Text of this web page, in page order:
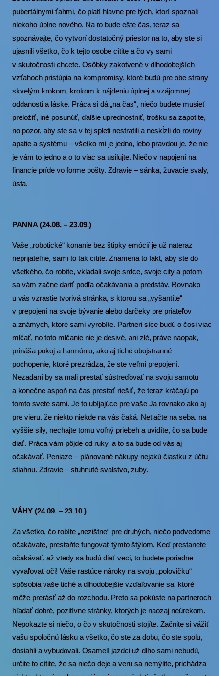
pubertálnymi ťahmi, čo platí hlavne pre tých, ktorí spoznali
niekoho úplne nového. Na to bude ešte čas, teraz sa
spoznávajte, čo vytvorí dostatočný priestor na to, aby ste si
ujasnili všetko, čo k tejto osobe cítite a čo vy sami
v skutočnosti chcete. Osôbky zakotvené v dlhodobejších
vzťahoch pristúpia na kompromisy, ktoré budú pre obe strany
skvelým krokom, krokom k nájdeniu úplnej a vzájomnej
oddanosti a láske. Práca si dá „na čas“, niečo budete musieť
preložiť, iné posunúť, ďalšie uprednostniť, trošku sa zapotíte,
no pozor, aby ste sa v tej spleti nestratili a neskĺzli do roviny
apatie a systému – všetko mi je jedno, lebo pravdou je, že nie
je vám to jedno a o to viac sa usilujte. Niečo v napojení na
financie príde vo forme pošty. Zdravie – sánka, žuvacie svaly,
ústa.
PANNA (24.08. – 23.09.)
Vaše „robotické“ konanie bez štipky emócií je už nateraz
neprijateľné, sami to tak cítite. Znamená to fakt, aby ste do
všetkého, čo robíte, vkladali svoje srdce, svoje city a potom
sa vám začne dariť podľa očakávania a predstáv. Rovnako
u vás vzrastie tvorivá stránka, s ktorou sa „vyšantíte“
v prepojení na svoje bývanie alebo darčeky pre priateľov
a známych, ktoré sami vyrobíte. Partneri síce budú o čosi viac
mlčať, no toto mlčanie nie je desivé, ani zlé, práve naopak,
prináša pokoj a harmóniu, ako aj tiché obojstranné
pochopenie, ktoré prezrádza, že ste veľmi prepojení.
Nezadaní by sa mali prestať sústreďovať na svoju samotu
a konečne aspoň na čas prestať riešiť, že teraz kráčajú po
tomto svete sami. Je to ubíjajúce pre vaše Ja rovnako ako aj
pre vieru, že niekto niekde na vás čaká. Netlačte na seba, na
vyššie sily, nechajte tomu voľný priebeh a uvidíte, čo sa bude
diať. Práca vám pôjde od ruky, a to sa bude od vás aj
očakávať. Peniaze – plánované nákupy nejakú čiastku z účtu
stiahnu. Zdravie – stuhnuté svalstvo, zuby.
VÁHY (24.09. – 23.10.)
Za všetko, čo robíte „nezištne“ pre druhých, niečo podvedome
očakávate, prestaňte fungovať týmto štýlom. Keď prestanete
očakávať, až vtedy sa budú diať veci, to budete poriadne
vyvaľovať oči! Vaše rastúce nároky na svoju „polovičku“
spôsobia vaše tiché a dlhodobejšie vzďaľovanie sa, ktoré
môže prerásť až do rozchodu. Preto sa pokúste na partneroch
hľadať dobré, pozitívne stránky, ktorých je naozaj neúrekom.
Nepokazte si niečo, o čo v skutočnosti stojíte. Začnite si vážiť
vašu spoločnú lásku a všetko, čo ste za dobu, čo ste spolu,
dosiahli a vybudovali. Osamelí jazdci už dlho sami nebudú,
určite to cítite, že sa niečo deje a veru sa nemýlite, prichádza